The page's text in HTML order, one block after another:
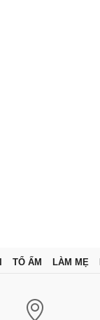
TỔ ẤM LÀM MẸ